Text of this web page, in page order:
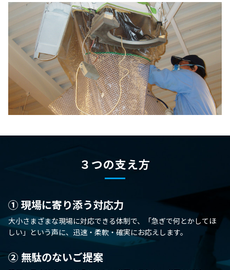
３つの支え方
① 現場に寄り添う対応力
大小さまざまな現場に対応できる体制で、「急ぎで何とかしてほ
しい」という声に、迅速・柔軟・確実にお応えします。
② 無駄のないご提案